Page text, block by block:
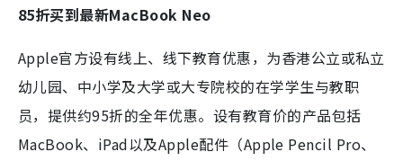
85折买到最新MacBook Neo
Apple官方设有线上、线下教育优惠，为香港公立或私立
幼儿园、中小学及大学或大专院校的在学学生与教职
员，提供约95折的全年优惠。设有教育价的产品包括
MacBook、iPad以及Apple配件（Apple Pencil Pro、